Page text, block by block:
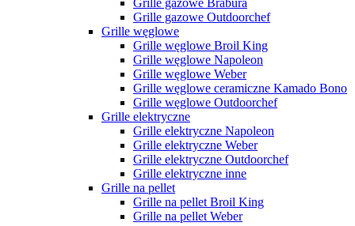
Grille gazowe Brabura
Grille gazowe Outdoorchef
Grille węglowe
Grille węglowe Broil King
Grille węglowe Napoleon
Grille węglowe Weber
Grille węglowe ceramiczne Kamado Bono
Grille węglowe Outdoorchef
Grille elektryczne
Grille elektryczne Napoleon
Grille elektryczne Weber
Grille elektryczne Outdoorchef
Grille elektryczne inne
Grille na pellet
Grille na pellet Broil King
Grille na pellet Weber